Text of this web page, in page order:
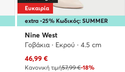
extra -25% Κωδικός: SUMMER
Ευκαιρία
Nine West
Γοβάκια · Εκρού · 4.5 cm
Τρέχουσα τιμή
46,99 €
Κανονική τιμή57,99 €-18%